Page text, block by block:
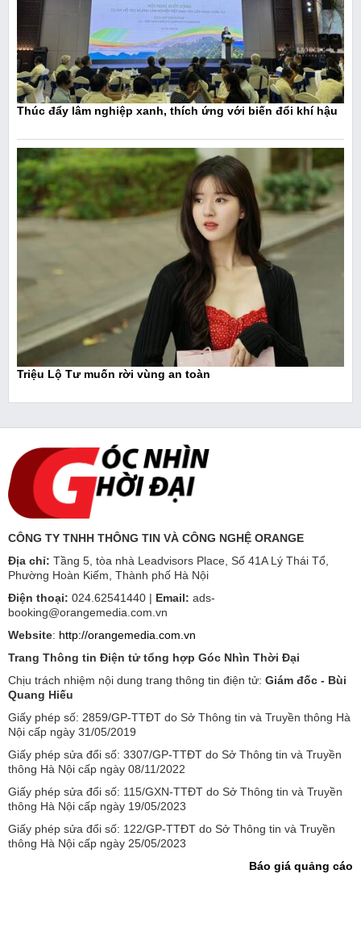
Thúc đẩy lâm nghiệp xanh, thích ứng với biến đổi khí hậu
Triệu Lộ Tư muốn rời vùng an toàn
CÔNG TY TNHH THÔNG TIN VÀ CÔNG NGHỆ ORANGE
Địa chỉ: Tầng 5, tòa nhà Leadvisors Place, Số 41A Lý Thái Tổ,
Phường Hoàn Kiếm, Thành phố Hà Nội
Điện thoại: 024.62541440 | Email: ads-
booking@orangemedia.com.vn
Website: http://orangemedia.com.vn
Trang Thông tin Điện tử tổng hợp Góc Nhìn Thời Đại
Chịu trách nhiệm nội dung trang thông tin điện tử: Giám đốc - Bùi
Quang Hiếu
Giấy phép số: 2859/GP-TTĐT do Sở Thông tin và Truyền thông Hà
Nội cấp ngày 31/05/2019
Giấy phép sửa đổi số: 3307/GP-TTĐT do Sở Thông tin và Truyền
thông Hà Nội cấp ngày 08/11/2022
Giấy phép sửa đổi số: 115/GXN-TTĐT do Sở Thông tin và Truyền
thông Hà Nội cấp ngày 19/05/2023
Giấy phép sửa đổi số: 122/GP-TTĐT do Sở Thông tin và Truyền
thông Hà Nội cấp ngày 25/05/2023
Báo giá quảng cáo